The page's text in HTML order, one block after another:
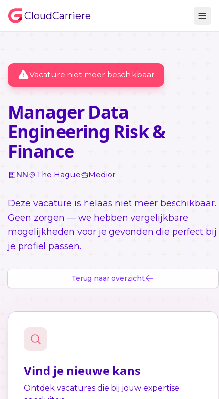
CloudCarriere
Vacature niet meer beschikbaar
Manager Data
Engineering Risk &
Finance
NN The Hague Medior
Deze vacature is helaas niet meer beschikbaar.
Geen zorgen — we hebben vergelijkbare
mogelijkheden voor je gevonden die perfect bij
je profiel passen.
Terug naar overzicht
Vind je nieuwe kans
Ontdek vacatures die bij jouw expertise